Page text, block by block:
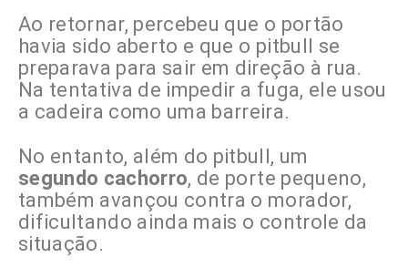
Ao retornar, percebeu que o portão
havia sido aberto e que o pitbull se
preparava para sair em direção à rua.
Na tentativa de impedir a fuga, ele usou
a cadeira como uma barreira.
No entanto, além do pitbull, um
segundo cachorro, de porte pequeno,
também avançou contra o morador,
dificultando ainda mais o controle da
situação.